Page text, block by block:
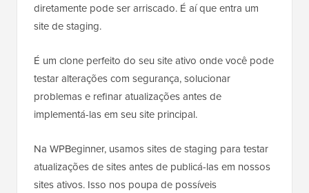
diretamente pode ser arriscado. É aí que entra um
site de staging.
É um clone perfeito do seu site ativo onde você pode
testar alterações com segurança, solucionar
problemas e refinar atualizações antes de
implementá-las em seu site principal.
Na WPBeginner, usamos sites de staging para testar
atualizações de sites antes de publicá-las em nossos
sites ativos. Isso nos poupa de possíveis